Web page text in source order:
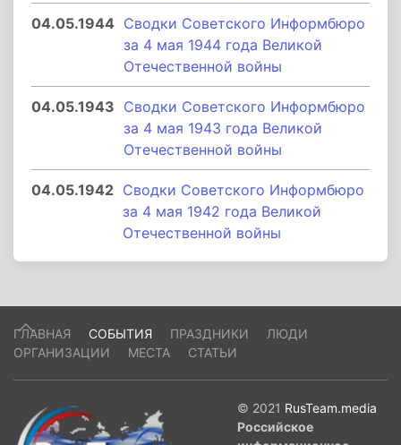
04.05.1944 Сводки Советского Информбюро
за 4 мая 1944 года Великой
Отечественной войны
04.05.1943 Сводки Советского Информбюро
за 4 мая 1943 года Великой
Отечественной войны
04.05.1942 Сводки Советского Информбюро
за 4 мая 1942 года Великой
Отечественной войны
ГЛАВНАЯ СОБЫТИЯ ПРАЗДНИКИ
ЛЮДИ
ОРГАНИЗАЦИИ
МЕСТА СТАТЬИ
© 2021 RusTeam.media
Российское